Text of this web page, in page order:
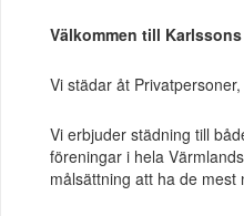
Välkommen till
Vi städar åt
Vi erbjuder städning till
föreningar i hela
målsättning att ha de